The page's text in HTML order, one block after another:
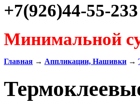
+7(926)44-55-233
Минимальной
Главная → Аппликации, Нашивки →